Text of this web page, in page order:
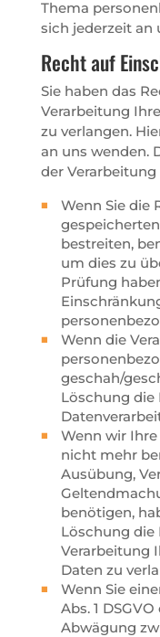
Thema
sich jederzeit an
Recht auf
Sie haben das
Verarbeitung
zu verlangen.
an uns wenden.
der
Wenn Sie die
bestreiten,
um dies zu
Prüfung
Wenn die
geschah/
Löschung die
Wenn wir
nicht mehr
Ausübung,
benötigen,
Löschung die
Verarbeitung
Daten zu
Wenn Sie
Abs. 1
Abwägung